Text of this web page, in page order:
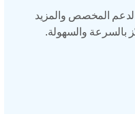
المخصص والمزيد
بالسرعة والسهولة.